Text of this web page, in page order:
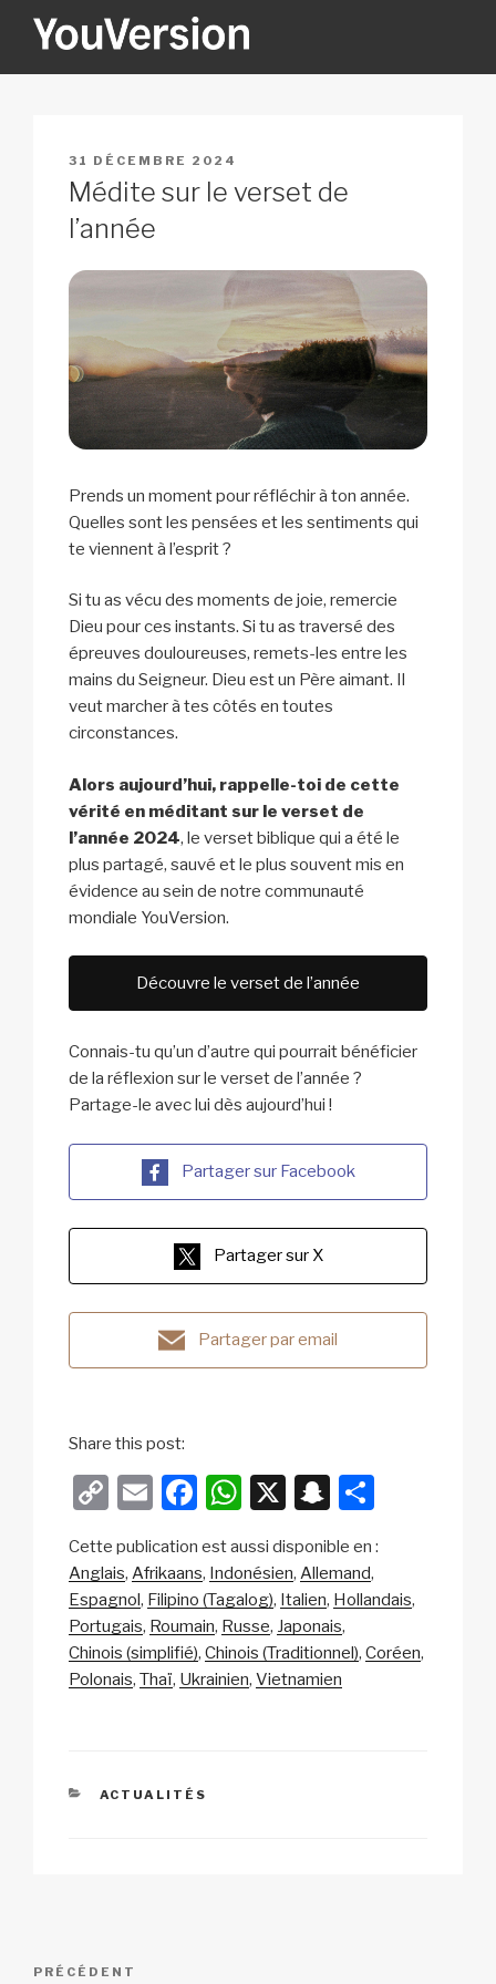
YOUVERSION
PUBLIÉ
LE
31 DÉCEMBRE 2024
Médite sur le verset de
l’année
Prends un moment pour réfléchir à ton année.
Quelles sont les pensées et les sentiments qui
te viennent à l’esprit ?
Si tu as vécu des moments de joie, remercie
Dieu pour ces instants. Si tu as traversé des
épreuves douloureuses, remets-les entre les
mains du Seigneur. Dieu est un Père aimant. Il
veut marcher à tes côtés en toutes
circonstances.
Alors aujourd’hui, rappelle-toi de cette
vérité en méditant sur le verset de
l’année 2024, le verset biblique qui a été le
plus partagé, sauvé et le plus souvent mis en
évidence au sein de notre communauté
mondiale YouVersion.
Découvre le verset de l’année
Connais-tu qu’un d’autre qui pourrait bénéficier
de la réflexion sur le verset de l’année ?
Partage-le avec lui dès aujourd’hui !
Partager sur Facebook
Partager sur X
Partager par email
Share this post:
C
p
y
Li
n
E
ail
F
c
e
b
o
W
at
s
A
p
X
S
a
p
c
h
ta
g
Cette publication est aussi disponible en :
Anglais Afrikaans Indonésien Allemand
Espagnol Filipino (Tagalog) Italien Hollandais
Portugais Roumain Russe Japonais
Chinois (simplifié) Chinois (Traditionnel) Coréen
Polonais Thaï Ukrainien Vietnamien
CATÉGORIES
ACTUALITÉS
Navigation
Article
PRÉCÉDENT